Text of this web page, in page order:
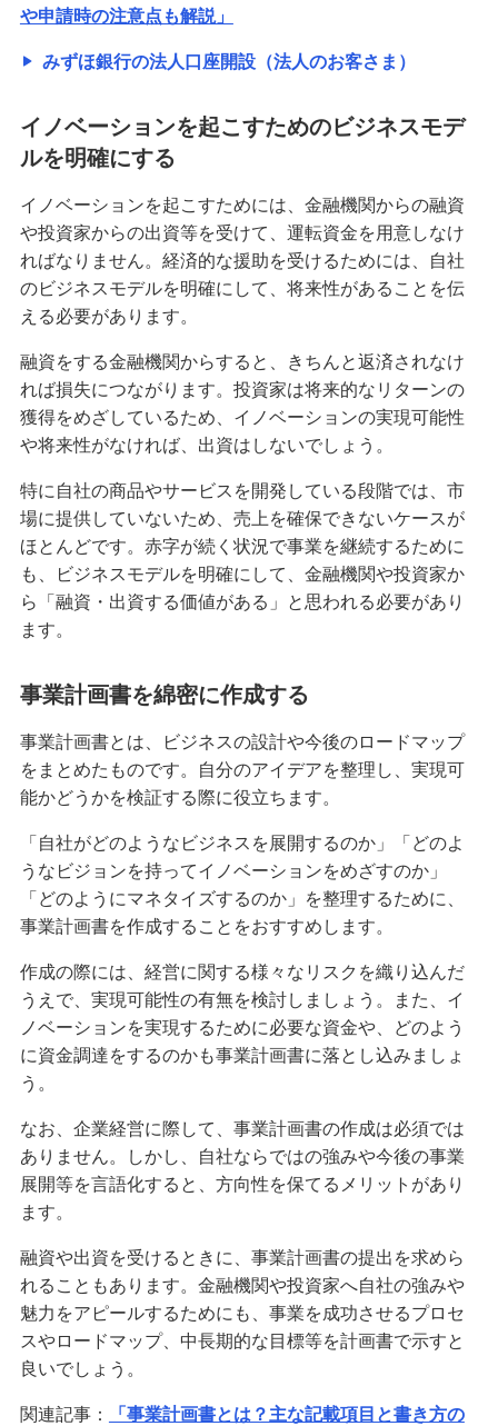
や申請時の注意点も解説」
みずほ銀行の法人口座開設（法人のお客さま）
イノベーションを起こすためのビジネスモデ
ルを明確にする
イノベーションを起こすためには、金融機関からの融資
や投資家からの出資等を受けて、運転資金を用意しなけ
ればなりません。経済的な援助を受けるためには、自社
のビジネスモデルを明確にして、将来性があることを伝
える必要があります。
融資をする金融機関からすると、きちんと返済されなけ
れば損失につながります。投資家は将来的なリターンの
獲得をめざしているため、イノベーションの実現可能性
や将来性がなければ、出資はしないでしょう。
特に自社の商品やサービスを開発している段階では、市
場に提供していないため、売上を確保できないケースが
ほとんどです。赤字が続く状況で事業を継続するために
も、ビジネスモデルを明確にして、金融機関や投資家か
ら「融資・出資する価値がある」と思われる必要があり
ます。
事業計画書を綿密に作成する
事業計画書とは、ビジネスの設計や今後のロードマップ
をまとめたものです。自分のアイデアを整理し、実現可
能かどうかを検証する際に役立ちます。
「自社がどのようなビジネスを展開するのか」「どのよ
うなビジョンを持ってイノベーションをめざすのか」
「どのようにマネタイズするのか」を整理するために、
事業計画書を作成することをおすすめします。
作成の際には、経営に関する様々なリスクを織り込んだ
うえで、実現可能性の有無を検討しましょう。また、イ
ノベーションを実現するために必要な資金や、どのよう
に資金調達をするのかも事業計画書に落とし込みましょ
う。
なお、企業経営に際して、事業計画書の作成は必須では
ありません。しかし、自社ならではの強みや今後の事業
展開等を言語化すると、方向性を保てるメリットがあり
ます。
融資や出資を受けるときに、事業計画書の提出を求めら
れることもあります。金融機関や投資家へ自社の強みや
魅力をアピールするためにも、事業を成功させるプロセ
スやロードマップ、中長期的な目標等を計画書で示すと
良いでしょう。
関連記事：
「事業計画書とは？主な記載項目と書き方の